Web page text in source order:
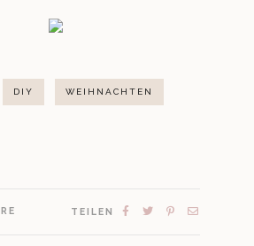
DIY WEIHNACHTEN
TEILEN